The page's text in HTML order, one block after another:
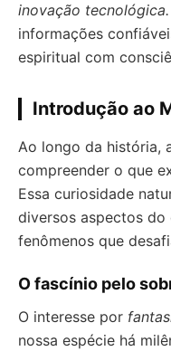
inovação tecnológica.
informações
espiritual com
Introdução ao
Ao longo da história,
compreender o que
Essa curiosidade
diversos aspectos do
fenômenos que
O fascínio pelo
O interesse por
nossa espécie há